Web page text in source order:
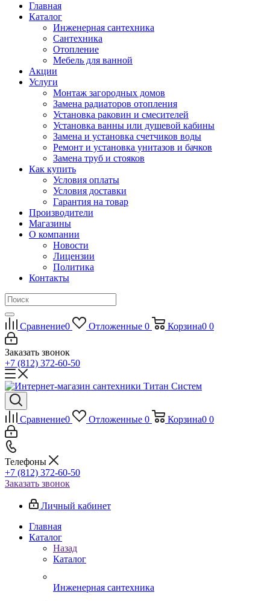
Главная
Каталог
Инженерная сантехника
Сантехника
Отопление
Мебель для ванной
Акции
Услуги
Монтаж загородных домов
Замена радиаторов отопления
Установка раковин и смесителей
Установка ванны или душевой кабины
Замена и установка счетчиков воды
Ремонт и установка унитазов и бачков
Замена труб и стояков
Как купить
Условия оплаты
Условия доставки
Гарантия на товар
Производители
Магазины
О компании
Новости
Лицензии
Политика
Контакты
Сравнение0 Отложенные 0 Корзина0 0
Заказать звонок
+7 (812) 372-60-50
Сравнение0 Отложенные 0 Корзина0 0
Телефоны
+7 (812) 372-60-50
Заказать звонок
Личный кабинет
Главная
Каталог
Назад
Каталог
Инженерная сантехника